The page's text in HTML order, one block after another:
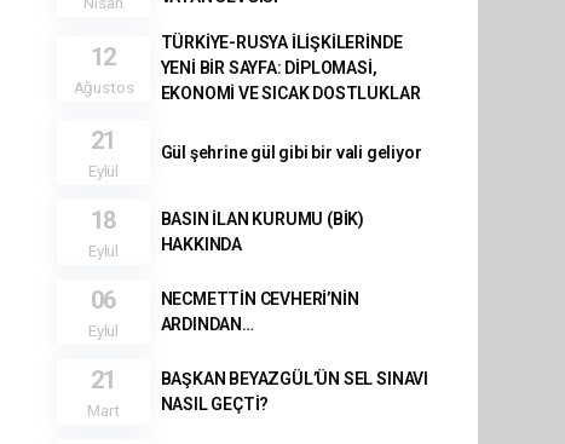
12
Ağustos
TÜRKİYE-RUSYA İLİŞKİLERİNDE
YENİ BİR SAYFA: DİPLOMASİ,
EKONOMİ VE SICAK DOSTLUKLAR
21
Eylül
Gül şehrine gül gibi bir vali geliyor
18
Eylül
BASIN İLAN KURUMU (BİK)
HAKKINDA
06
Eylül
NECMETTİN CEVHERİ’NİN
ARDINDAN…
21
Mart
BAŞKAN BEYAZGÜL’ÜN SEL SINAVI
NASIL GEÇTİ?